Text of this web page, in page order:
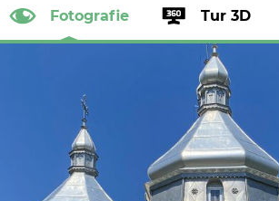
Fotografie Tur 3D